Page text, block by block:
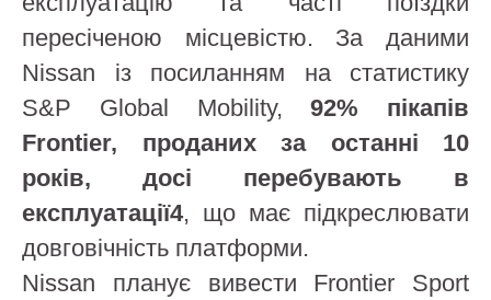
пересіченою місцевістю. За даними
Nissan із посиланням на статистику
S&P Global Mobility,92% пікапів
Frontier, проданих за останні 10
років, досі перебувають в
експлуатації4, що має підкреслювати
довговічність платформи.
Nissan планує вивести Frontier Sport